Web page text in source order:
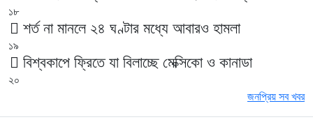
১৮
শর্ত না মানলে ২৪ ঘণ্টার মধ্যে আবারও হামলা
১৯
বিশ্বকাপে ফ্রিতে যা বিলাচ্ছে মেক্সিকো ও কানাডা
২০
জনপ্রিয় সব খবর